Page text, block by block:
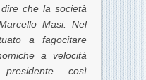
che la società
Masi. Nel
a fagocitare
a velocità
così